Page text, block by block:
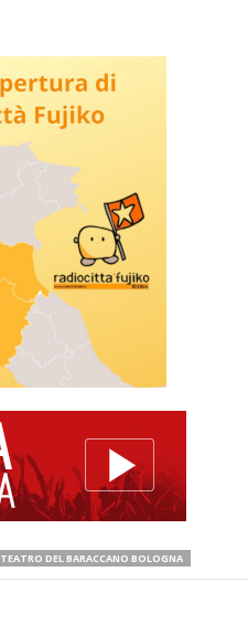
TEATRO DEL BARACCANO BOLOGNA